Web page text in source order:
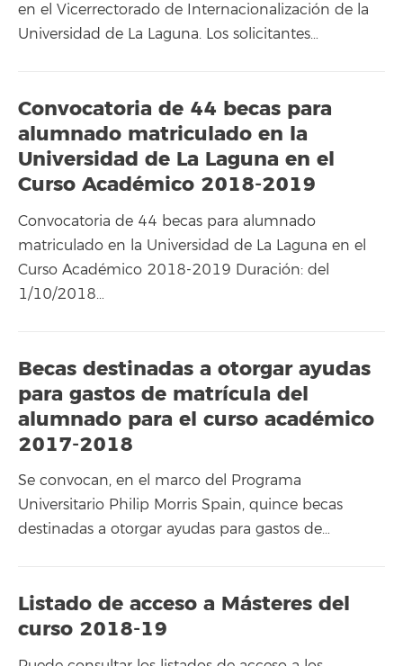
en el Vicerrectorado de Internacionalización de la
Universidad de La Laguna. Los solicitantes…
Convocatoria de 44 becas para
alumnado matriculado en la
Universidad de La Laguna en el
Curso Académico 2018-2019
Convocatoria de 44 becas para alumnado
matriculado en la Universidad de La Laguna en el
Curso Académico 2018-2019 Duración: del
1/10/2018…
Becas destinadas a otorgar ayudas
para gastos de matrícula del
alumnado para el curso académico
2017-2018
Se convocan, en el marco del Programa
Universitario Philip Morris Spain, quince becas
destinadas a otorgar ayudas para gastos de…
Listado de acceso a Másteres del
curso 2018-19